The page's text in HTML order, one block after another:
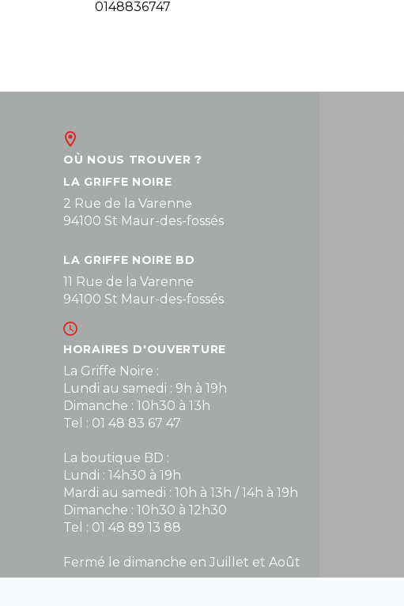
0148836747
OÙ NOUS TROUVER ?
LA GRIFFE NOIRE
2 Rue de la Varenne
94100 St Maur-des-fossés
LA GRIFFE NOIRE BD
11 Rue de la Varenne
94100 St Maur-des-fossés
HORAIRES D'OUVERTURE
La Griffe Noire :
Lundi au samedi : 9h à 19h
Dimanche : 10h30 à 13h
Tel : 01 48 83 67 47
La boutique BD :
Lundi : 14h30 à 19h
Mardi au samedi : 10h à 13h / 14h à 19h
Dimanche : 10h30 à 12h30
Tel : 01 48 89 13 88
Fermé le dimanche en Juillet et Août